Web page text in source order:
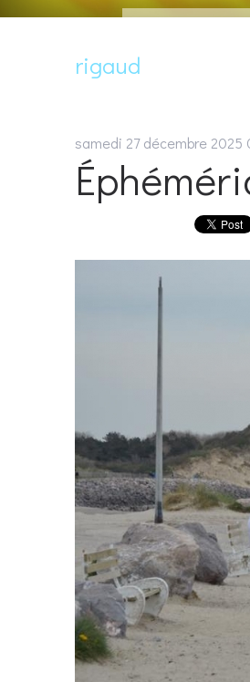
rigaud
samedi 27 décembre 2025